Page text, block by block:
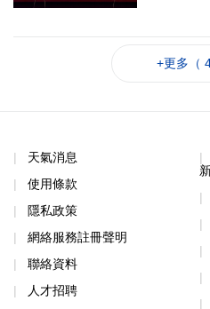
+更多（
天氣消息
使用條款
隱私政策
網絡服務註冊聲明
聯絡資料
人才招聘